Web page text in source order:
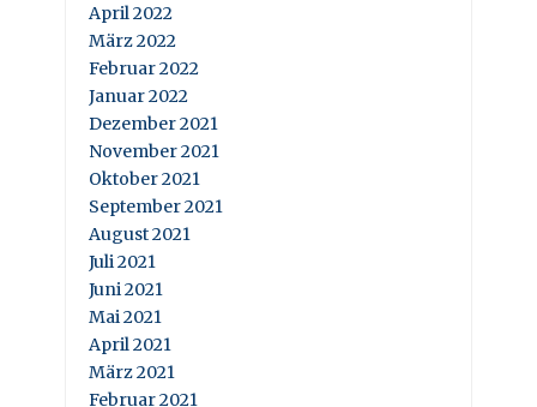
April 2022
März 2022
Februar 2022
Januar 2022
Dezember 2021
November 2021
Oktober 2021
September 2021
August 2021
Juli 2021
Juni 2021
Mai 2021
April 2021
März 2021
Februar 2021